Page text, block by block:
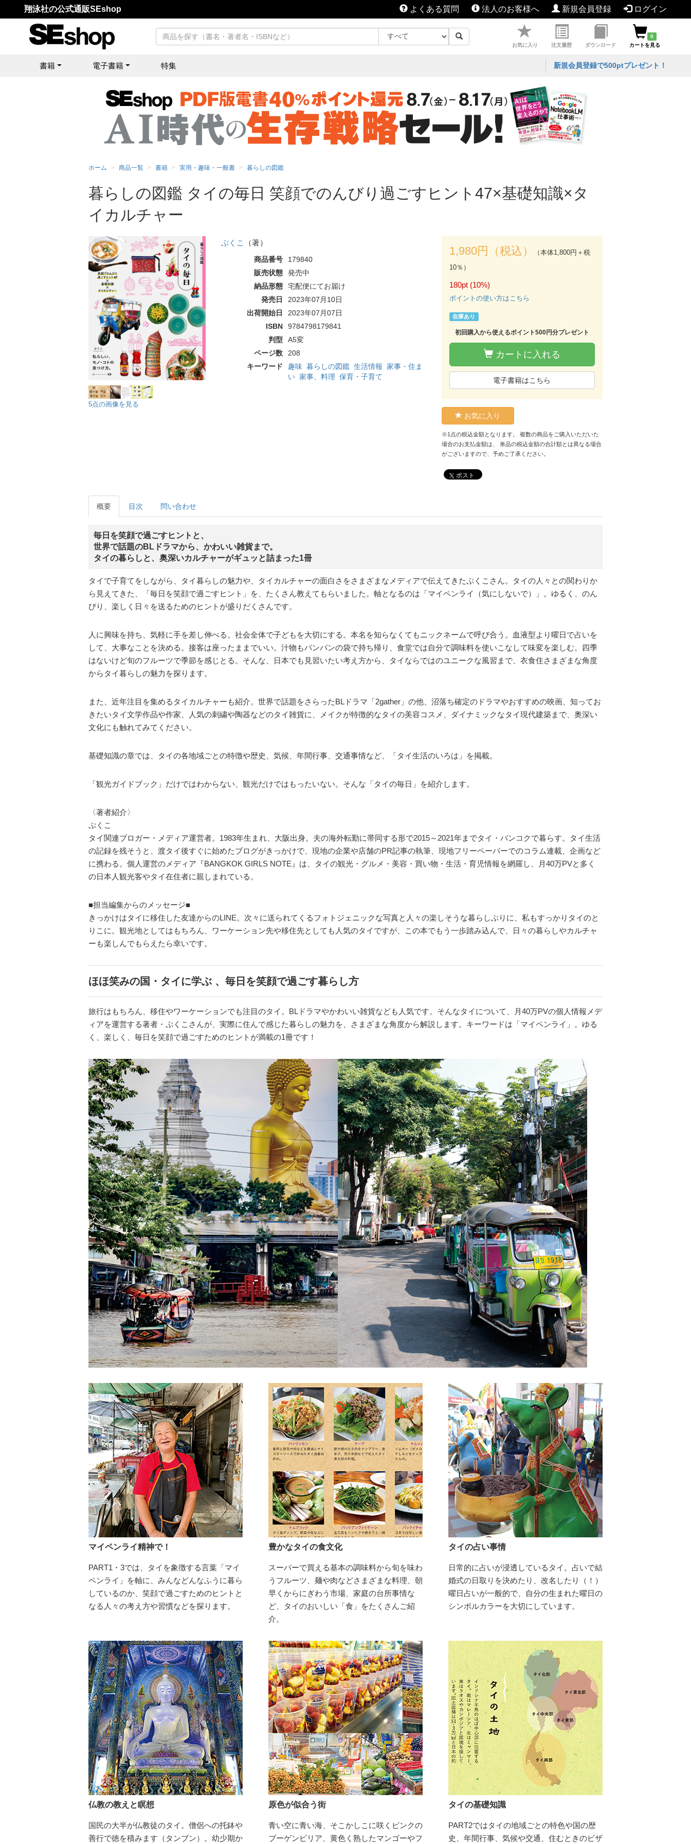
翔泳社の公式通販SEshop よくある質問 法人のお客様へ 新規会員登録 ログイン
お気に入り 注文履歴 ダウンロード
0
カートを見る
書籍 電子書籍 特集 新規会員登録で500ptプレゼント！
ホーム 商品一覧 書籍 実用・趣味・一般書 暮らしの図鑑
暮らしの図鑑 タイの毎日 笑顔でのんびり過ごすヒント47×基礎知識×タ
イカルチャー
5点の画像を見る
ぷくこ （著）
商品番号
179840
販売状態
発売中
納品形態
宅配便にてお届け
発売日
2023年07月10日
出荷開始日
2023年07月07日
ISBN
9784798179841
判型
A5変
ページ数
208
キーワード
趣味 暮らしの図鑑 生活情報 家事・住ま
い 家事、料理 保育・子育て
1,980円（税込）
（本体1,800円＋税
10％）
180pt (10%)
ポイントの使い方はこちら
在庫あり
初回購入から使えるポイント500円分プレゼント
カートに入れる
電子書籍はこちら
お気に入り
※1点の税込金額となります。 複数の商品をご購入いただいた
場合のお支払金額は、 単品の税込金額の合計額とは異なる場合
がございますので、予めご了承ください。
ポスト
概要 目次 問い合わせ
毎日を笑顔で過ごすヒントと、
世界で話題のBLドラマから、かわいい雑貨まで。
タイの暮らしと、奥深いカルチャーがギュッと詰まった1冊
タイで子育てをしながら、タイ暮らしの魅力や、タイカルチャーの面白さをさまざまなメディアで伝えてきたぷくこさん。タイの人々との関わりか
ら見えてきた、「毎日を笑顔で過ごすヒント」を、たくさん教えてもらいました。軸となるのは「マイペンライ（気にしないで）」。ゆるく、のん
びり、楽しく日々を送るためのヒントが盛りだくさんです。
人に興味を持ち、気軽に手を差し伸べる。社会全体で子どもを大切にする。本名を知らなくてもニックネームで呼び合う。血液型より曜日で占いを
して、大事なことを決める。接客は座ったままでいい。汁物もパンパンの袋で持ち帰り、食堂では自分で調味料を使いこなして味変を楽しむ。四季
はないけど旬のフルーツで季節を感じとる。そんな、日本でも見習いたい考え方から、タイならではのユニークな風習まで、衣食住さまざまな角度
からタイ暮らしの魅力を探ります。
また、近年注目を集めるタイカルチャーも紹介。世界で話題をさらったBLドラマ「2gather」の他、沼落ち確定のドラマやおすすめの映画、知ってお
きたいタイ文学作品や作家、人気の刺繍や陶器などのタイ雑貨に、メイクが特徴的なタイの美容コスメ、ダイナミックなタイ現代建築まで、奥深い
文化にも触れてみてください。
基礎知識の章では、タイの各地域ごとの特徴や歴史、気候、年間行事、交通事情など、「タイ生活のいろは」を掲載。
「観光ガイドブック」だけではわからない、観光だけではもったいない。そんな「タイの毎日」を紹介します。
〈著者紹介〉
ぷくこ
タイ関連ブロガー・メディア運営者。1983年生まれ、大阪出身。夫の海外転勤に帯同する形で2015～2021年までタイ・バンコクで暮らす。タイ生活
の記録を残そうと、渡タイ後すぐに始めたブログがきっかけで、現地の企業や店舗のPR記事の執筆、現地フリーペーパーでのコラム連載、企画など
に携わる。個人運営のメディア『BANGKOK GIRLS NOTE』は、タイの観光・グルメ・美容・買い物・生活・育児情報を網羅し、月40万PVと多く
の日本人観光客やタイ在住者に親しまれている。
■担当編集からのメッセージ■
きっかけはタイに移住した友達からのLINE。次々に送られてくるフォトジェニックな写真と人々の楽しそうな暮らしぶりに、私もすっかりタイのと
りこに。観光地としてはもちろん、ワーケーション先や移住先としても人気のタイですが、この本でもう一歩踏み込んで、日々の暮らしやカルチャ
ーも楽しんでもらえたら幸いです。
ほほ笑みの国・タイに学ぶ 、毎日を笑顔で過ごす暮らし方
旅行はもちろん、移住やワーケーションでも注目のタイ。BLドラマやかわいい雑貨なども人気です。そんなタイについて、月40万PVの個人情報メデ
ィアを運営する著者・ぷくこさんが、実際に住んで感じた暮らしの魅力を、さまざまな角度から解説します。キーワードは「マイペンライ」。ゆる
く、楽しく、毎日を笑顔で過ごすためのヒントが満載の1冊です！
マイペンライ精神で！
PART1・3では、タイを象徴する言葉「マイ
ペンライ」を軸に、みんなどんなふうに暮ら
しているのか、笑顔で過ごすためのヒントと
なる人々の考え方や習慣などを探ります。
豊かなタイの食文化
スーパーで買える基本の調味料から旬を味わ
うフルーツ、麺や肉などさまざまな料理、朝
早くからにぎわう市場、家庭の台所事情な
ど、タイのおいしい「食」をたくさんご紹
介。
タイの占い事情
日常的に占いが浸透しているタイ。占いで結
婚式の日取りを決めたり、改名したり（！）
曜日占いが一般的で、自分の生まれた曜日の
シンボルカラーを大切にしています。
仏教の教えと瞑想
国民の大半が仏教徒のタイ。僧侶への托鉢や
善行で徳を積みます（タンブン）。幼少期か
原色が似合う街
青い空に青い海、そこかしこに咲くピンクの
ブーゲンビリア、黄色く熟したマンゴーやフ
タイの基礎知識
PART2ではタイの地域ごとの特色や国の歴
史、年間行事、気候や交通、住むときのビザ